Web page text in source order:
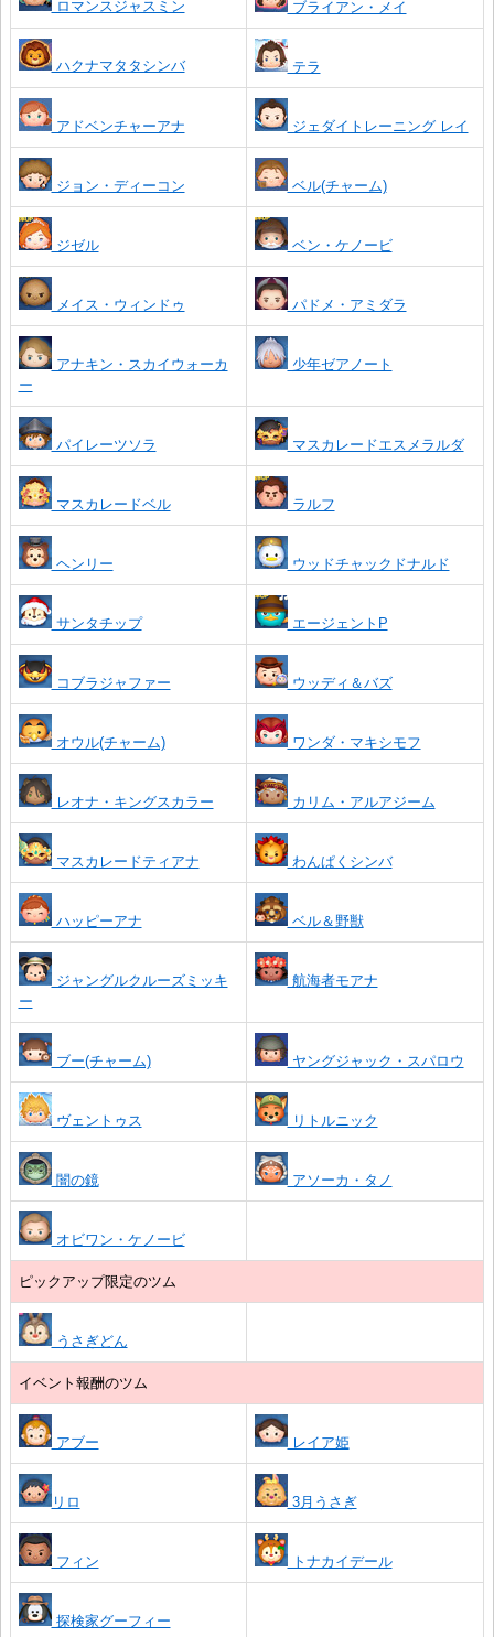
ロマンスジャスミン ブライアン・メイ
ハクナマタタシンバ テラ
アドベンチャーアナ ジェダイトレーニング レイ
ジョン・ディーコン ベル(チャーム)
ジゼル ベン・ケノービ
メイス・ウィンドゥ パドメ・アミダラ
アナキン・スカイウォーカ
ー
少年ゼアノート
パイレーツソラ マスカレードエスメラルダ
マスカレードベル ラルフ
ヘンリー ウッドチャックドナルド
サンタチップ エージェントP
コブラジャファー ウッディ＆バズ
オウル(チャーム) ワンダ・マキシモフ
レオナ・キングスカラー カリム・アルアジーム
マスカレードティアナ わんぱくシンバ
ハッピーアナ ベル＆野獣
ジャングルクルーズミッキ
ー
航海者モアナ
ブー(チャーム) ヤングジャック・スパロウ
ヴェントゥス リトルニック
闇の鏡 アソーカ・タノ
オビワン・ケノービ
ピックアップ限定のツム
うさぎどん
イベント報酬のツム
アブー レイア姫
リロ 3月うさぎ
フィン トナカイデール
探検家グーフィー